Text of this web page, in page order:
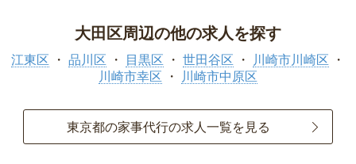
大田区周辺の他の求人を探す
江東区 品川区 目黒区 世田谷区
川崎市川崎区
川崎市幸区
川崎市中原区
東京都の家事代行の求人一覧を見る